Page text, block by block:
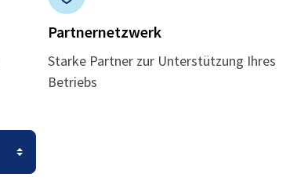
Partnernetzwerk
Starke Partner zur Unterstützung Ihres
Betriebs